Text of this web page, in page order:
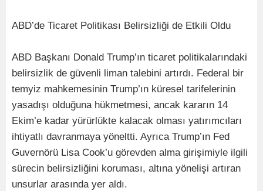
ABD’de Ticaret Politikası Belirsizliği de Etkili Oldu
ABD Başkanı Donald Trump’ın ticaret politikalarındaki
belirsizlik de güvenli liman talebini artırdı. Federal bir
temyiz mahkemesinin Trump’ın küresel tarifelerinin
yasadışı olduğuna hükmetmesi, ancak kararın 14
Ekim’e kadar yürürlükte kalacak olması yatırımcıları
ihtiyatlı davranmaya yöneltti. Ayrıca Trump’ın Fed
Guvernörü Lisa Cook’u görevden alma girişimiyle ilgili
sürecin belirsizliğini koruması, altına yönelişi artıran
unsurlar arasında yer aldı.